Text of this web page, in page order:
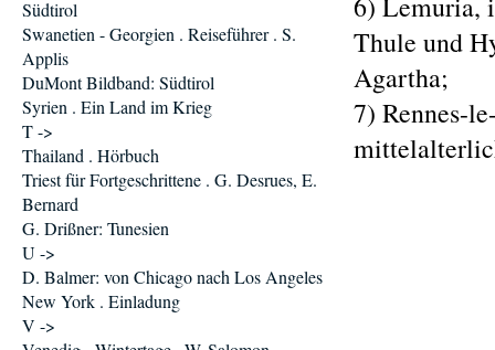
Thule und
Agartha;
7) Rennes-
Südtirol
Swanetien - Georgien . Reiseführer . S.
Applis
DuMont Bildband: Südtirol
Syrien . Ein Land im Krieg
T ->
Thailand . Hörbuch
Triest für Fortgeschrittene . G. Desrues, E.
Bernard
G. Drißner: Tunesien
U ->
D. Balmer: von Chicago nach Los Angeles
New York . Einladung
V ->